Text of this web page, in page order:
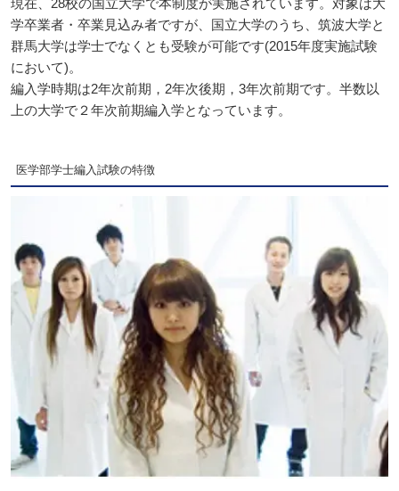
現在、28校の国立大学で本制度が実施されています。対象は大
学卒業者・卒業見込み者ですが、国立大学のうち、筑波大学と
群馬大学は学士でなくとも受験が可能です(2015年度実施試験
において)。
編入学時期は2年次前期，2年次後期，3年次前期です。半数以
上の大学で２年次前期編入学となっています。
医学部学士編入試験の特徴